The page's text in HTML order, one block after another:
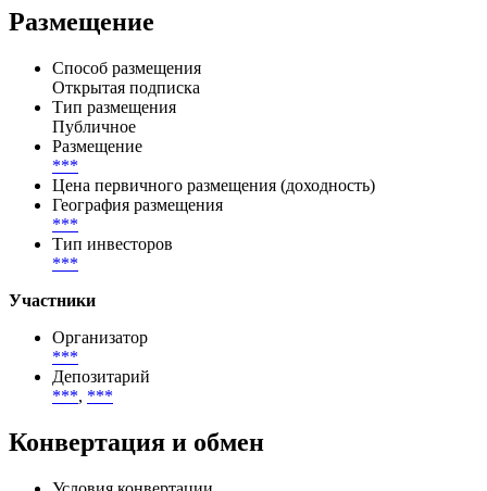
Global Ratings(28.11.2025),S&P Global Ratings(28.11.2025),Fitch
Ratings(15.06.2026),DBRS Limited(20.03.2026),DBRS
Размещение
Способ размещения
Открытая подписка
Тип размещения
Публичное
Размещение
***
Цена первичного размещения (доходность)
***
***
Участники
Депозитарий